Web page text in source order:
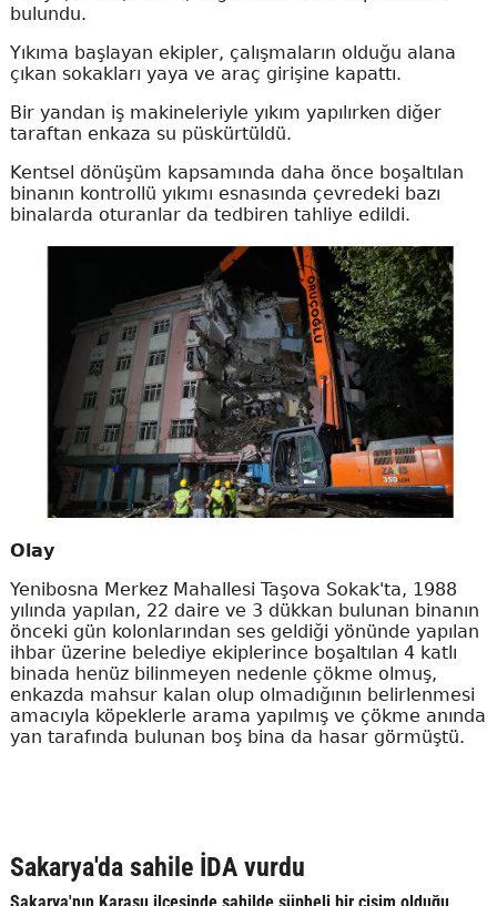
bulundu.
Yıkıma başlayan ekipler, çalışmaların olduğu alana
çıkan sokakları yaya ve araç girişine kapattı.
Bir yandan iş makineleriyle yıkım yapılırken diğer
taraftan enkaza su püskürtüldü.
Kentsel dönüşüm kapsamında daha önce boşaltılan
binanın kontrollü yıkımı esnasında çevredeki bazı
binalarda oturanlar da tedbiren tahliye edildi.
Olay
Yenibosna Merkez Mahallesi Taşova Sokak'ta, 1988
yılında yapılan, 22 daire ve 3 dükkan bulunan binanın
önceki gün kolonlarından ses geldiği yönünde yapılan
ihbar üzerine belediye ekiplerince boşaltılan 4 katlı
binada henüz bilinmeyen nedenle çökme olmuş,
enkazda mahsur kalan olup olmadığının belirlenmesi
amacıyla köpeklerle arama yapılmış ve çökme anında
yan tarafında bulunan boş bina da hasar görmüştü.
Sakarya'da sahile İDA vurdu